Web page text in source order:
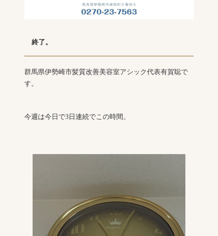
終了。
群馬県伊勢崎市髪質改善美容室アシック代表有賀聡で
す。
今週は今日で3日連続でこの時間。